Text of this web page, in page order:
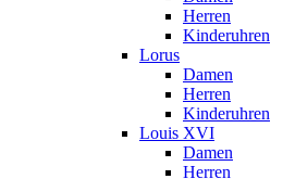
Herren
Kinderuhren
Lorus
Damen
Herren
Kinderuhren
Louis XVI
Damen
Herren